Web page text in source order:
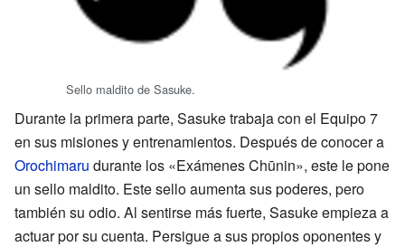
Sello maldito de Sasuke.
Durante la primera parte, Sasuke trabaja con el Equipo 7
en sus misiones y entrenamientos. Después de conocer a
Orochimaru durante los «Exámenes Chūnin», este le pone
un sello maldito. Este sello aumenta sus poderes, pero
también su odio. Al sentirse más fuerte, Sasuke empieza a
actuar por su cuenta. Persigue a sus propios oponentes y